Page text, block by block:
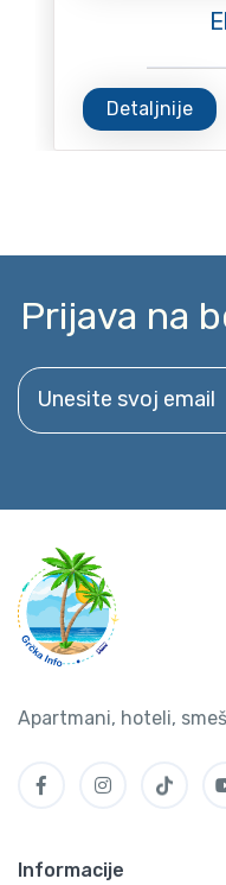
Detaljnije
Prijava na
Unesite svoj email
Apartmani, hoteli,
Informacije